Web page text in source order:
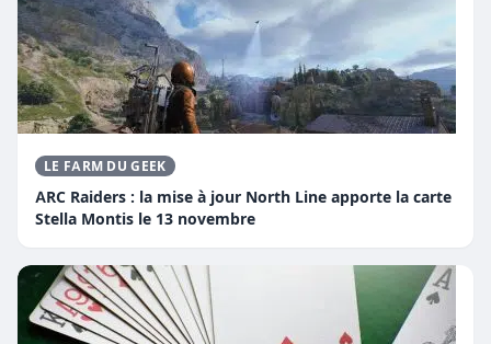
LE FARM DU GEEK
ARC Raiders : la mise à jour North Line apporte la carte
Stella Montis le 13 novembre